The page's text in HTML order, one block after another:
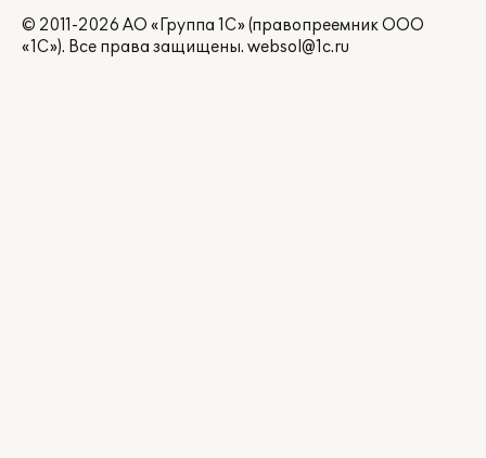
© 2011-2026 АО «Группа 1С» (правопреемник ООО
«1С»). Все права защищены. websol@1c.ru